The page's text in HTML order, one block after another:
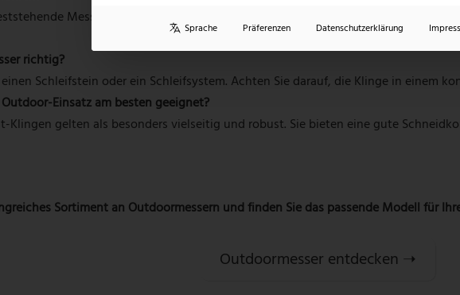
Messer mit einer Klinge über 12 cm nur mit berechtigtem Interesse
richtig?
Schleifstein oder ein Schleifsystem. Achten Sie darauf, die Klinge in einem
Einsatz am besten geeignet?
Klingen gelten als besonders vielseitig und robust. Sie bieten eine gute
Sortiment an Outdoormessern und finden Sie das passende Modell für
Outdoormesser entdecken ➝‬
Sprache Präferenzen Datenschutzerklärung